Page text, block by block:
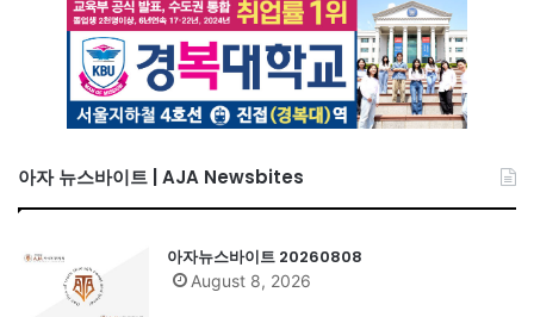
아자 뉴스바이트 | AJA Newsbites
아자뉴스바이트 20260808
August 8, 2026